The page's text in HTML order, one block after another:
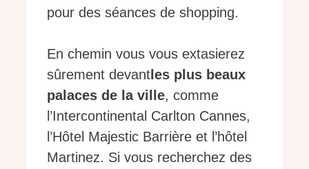
pour des séances de shopping.
En chemin vous vous extasierez
sûrement devantles plus beaux
palaces de la ville, comme
l’Intercontinental Carlton Cannes,
l’Hôtel Majestic Barrière et l’hôtel
Martinez. Si vous recherchez des